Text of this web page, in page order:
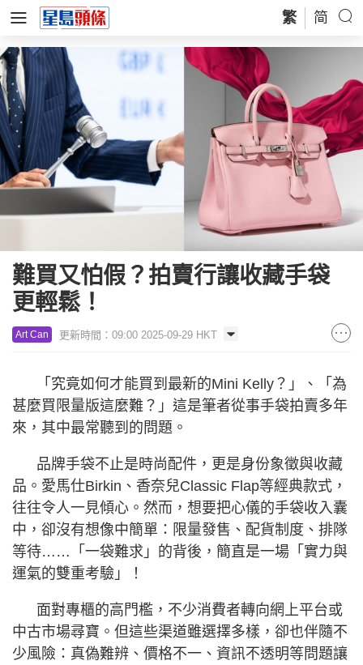
繁 简
難買又怕假？拍賣行讓收藏手袋
更輕鬆！
Art Can 更新時間：09:00 2025-09-29 HKT
「究竟如何才能買到最新的Mini Kelly？」、「為
甚麼買限量版這麼難？」這是筆者從事手袋拍賣多年
來，其中最常聽到的問題。
品牌手袋不止是時尚配件，更是身份象徵與收藏
品。愛馬仕Birkin、香奈兒Classic Flap等經典款式，
往往令人一見傾心。然而，想要把心儀的手袋收入囊
中，卻沒有想像中簡單：限量發售、配貨制度、排隊
等待……「一袋難求」的背後，簡直是一場「實力與
運氣的雙重考驗」！
面對專櫃的高門檻，不少消費者轉向網上平台或
中古市場尋寶。但這些渠道雖選擇多樣，卻也伴隨不
少風險：真偽難辨、價格不一、資訊不透明等問題讓